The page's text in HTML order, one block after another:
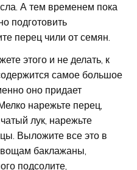
А тем временем пока
подготовить
перец чили от семян.
этого и не делать, к
самое большое
оно придает
нарежьте перец,
лук, нарежьте
Выложите все это в
баклажаны,
подсолите,